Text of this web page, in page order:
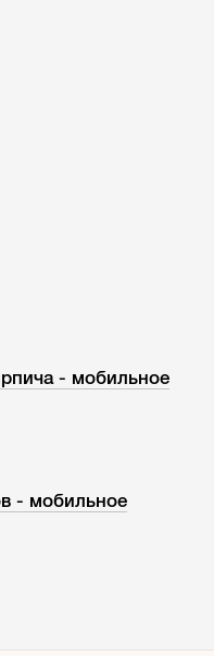
- мобильное
- мобильное